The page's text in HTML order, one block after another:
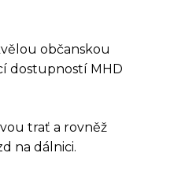
občanskou
dostupností MHD
trať a rovněž
na dálnici.
K TÉTO